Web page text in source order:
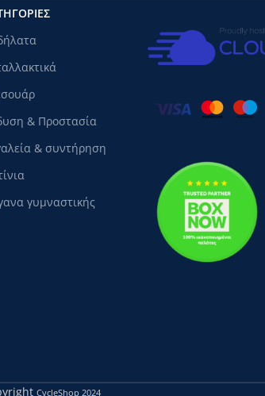
& Προστασία
& συντήρηση
γυμναστικής
CycleShop 2024